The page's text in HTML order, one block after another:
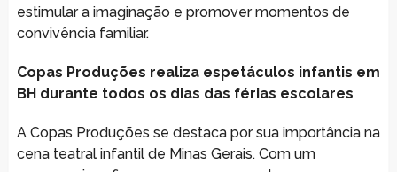
estimular a imaginação e promover momentos de
convivência familiar.
Copas Produções realiza espetáculos infantis em
BH durante todos os dias das férias escolares
A Copas Produções se destaca por sua importância na
cena teatral infantil de Minas Gerais. Com um